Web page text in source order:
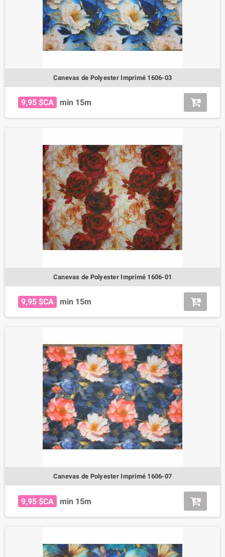
Canevas de Polyester Imprimé 1606-03
9,95 $CA min 15m
Canevas de Polyester Imprimé 1606-01
9,95 $CA min 15m
Canevas de Polyester Imprimé 1606-07
9,95 $CA min 15m